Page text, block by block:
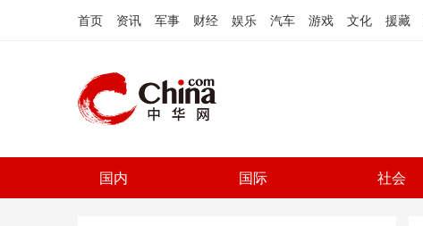
首页 资讯 军事 财经 娱乐 汽车 游戏 文化 援藏
国内 国际 社会